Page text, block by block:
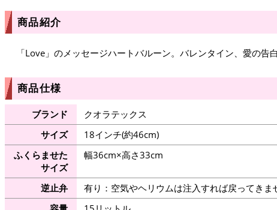
商品紹介
「Love」のメッセージハートバルーン。バレンタイン、愛の告
商品仕様
ブランド
クオラテックス
サイズ
18インチ(約46cm)
ふくらませた
サイズ
幅36cm×高さ33cm
逆止弁
有り：空気やヘリウムは注入すれば戻ってきま